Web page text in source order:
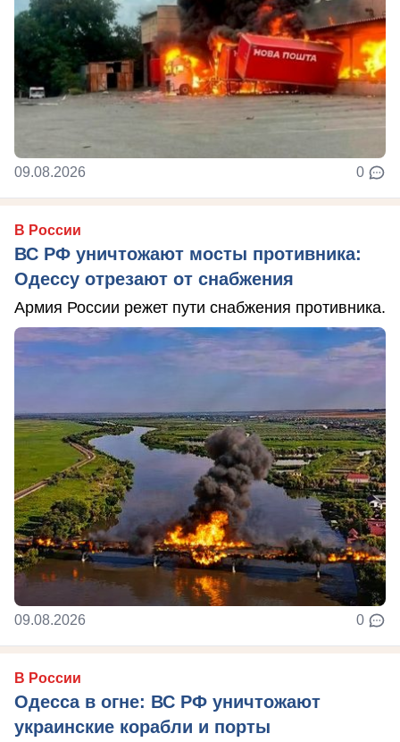
09.08.2026 0
В России
ВС РФ уничтожают мосты противника:
Одессу отрезают от снабжения
Армия России режет пути снабжения противника.
09.08.2026 0
В России
Одесса в огне: ВС РФ уничтожают
украинские корабли и порты